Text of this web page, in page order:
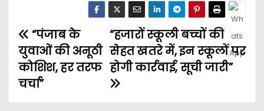
“हजारों स्कूली बच्चों की
सेहत खतरे में, इन स्कूलों पर
होगी कार्रवाई, सूची जारी”
“पंजाब के
युवाओं की अनूठी
कोशिश, हर तरफ
चर्चा”